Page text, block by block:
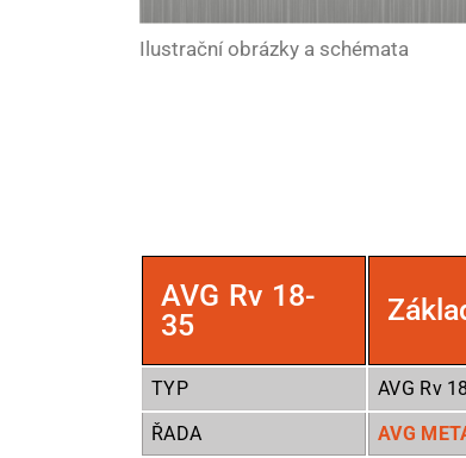
Ilustrační obrázky a schémata
AVG Rv 18-
35
TYP
AVG Rv
ŘADA
AVG